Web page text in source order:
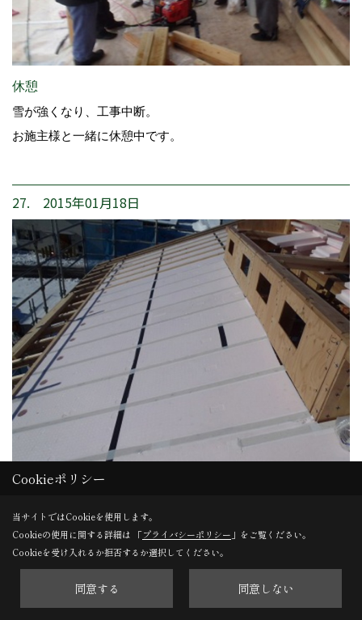
休憩
雪が強くなり、工事中断。
お施主様と一緒に休憩中です。
27. 2015年01月18日
屋根断熱材を施工しました。
28. 2015年01月18日
Cookieポリシー
当サイトではCookieを使用します。
Cookieの使用に関する詳細は 「プライバシーポリシー 」をご覧ください。
Cookieを受け入れるか拒否するか選択してください。
同意する 同意しない